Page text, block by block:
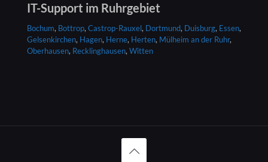
IT-Support im Ruhrgebiet
Bochum, Bottrop, Castrop-Rauxel, Dortmund, Duisburg, Essen,
Gelsenkirchen, Hagen, Herne, Herten, Mülheim an der Ruhr,
Oberhausen, Recklinghausen, Witten